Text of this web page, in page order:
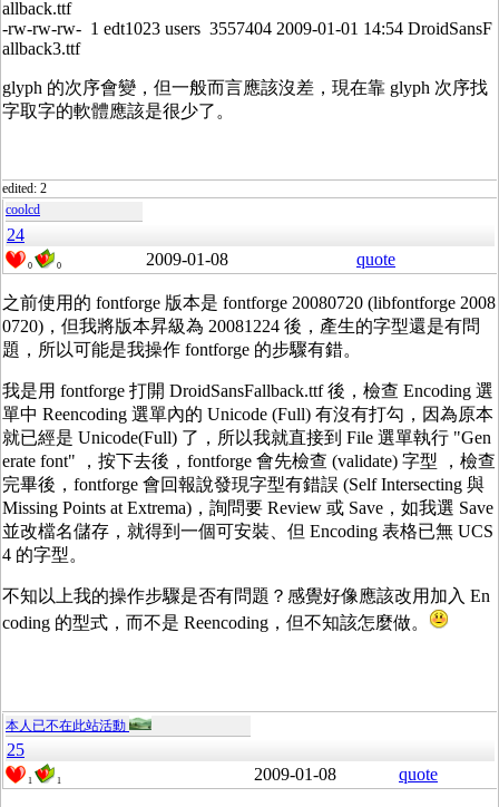
allback.ttf
-rw-rw-rw- 1 edt1023 users 3557404 2009-01-01 14:54 DroidSansF
allback3.ttf
glyph 的次序會變，但一般而言應該沒差，現在靠 glyph 次序找
字取字的軟體應該是很少了。
edited: 2
coolcd
24
0 0 2009-01-08 quote
之前使用的 fontforge 版本是 fontforge 20080720 (libfontforge 2008
0720)，但我將版本昇級為 20081224 後，產生的字型還是有問
題，所以可能是我操作 fontforge 的步驟有錯。
我是用 fontforge 打開 DroidSansFallback.ttf 後，檢查 Encoding 選
單中 Reencoding 選單內的 Unicode (Full) 有沒有打勾，因為原本
就已經是 Unicode(Full) 了，所以我就直接到 File 選單執行 "Gen
erate font" ，按下去後，fontforge 會先檢查 (validate) 字型 ，檢查
完畢後，fontforge 會回報說發現字型有錯誤 (Self Intersecting 與
Missing Points at Extrema)，詢問要 Review 或 Save，如我選 Save
並改檔名儲存，就得到一個可安裝、但 Encoding 表格已無 UCS
4 的字型。
不知以上我的操作步驟是否有問題？感覺好像應該改用加入 En
coding 的型式，而不是 Reencoding，但不知該怎麼做。
本人已不在此站活動
25
1 1 2009-01-08 quote